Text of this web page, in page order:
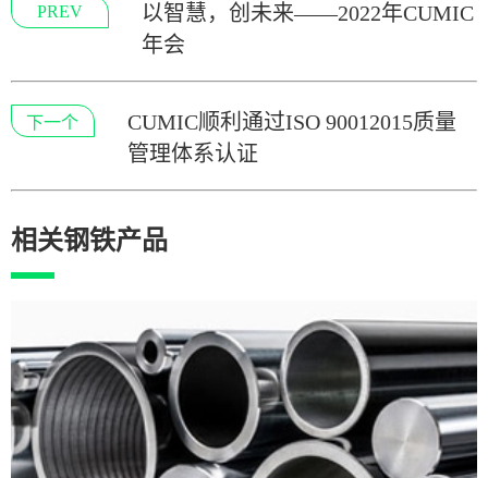
PREV
以智慧，创未来——2022年CUMIC
年会
下一个
CUMIC顺利通过ISO 90012015质量
管理体系认证
相关钢铁产品